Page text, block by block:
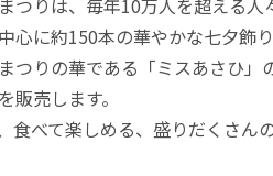
つりは、毎年10万人を超える人
心に約150本の華やかな七夕飾
つりの華である「ミスあさひ
販売します。
食べて楽しめる、盛りだくさん